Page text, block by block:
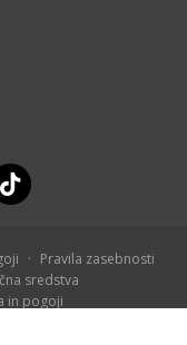
Pravila zasebnosti
sredstva
in pogoji